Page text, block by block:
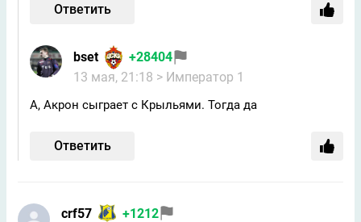
Ответить
bset
+28404
13 мая, 21:18 > Император 1
А, Акрон сыграет с Крыльями. Тогда да
Ответить
crf57
+1212